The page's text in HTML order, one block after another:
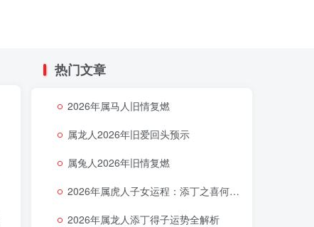
热门文章
2026年属马人旧情复燃
属龙人2026年旧爱回头预示
属兔人2026年旧情复燃
2026年属虎人子女运程：添丁之喜何时降临
2026年属龙人添丁得子运势全解析